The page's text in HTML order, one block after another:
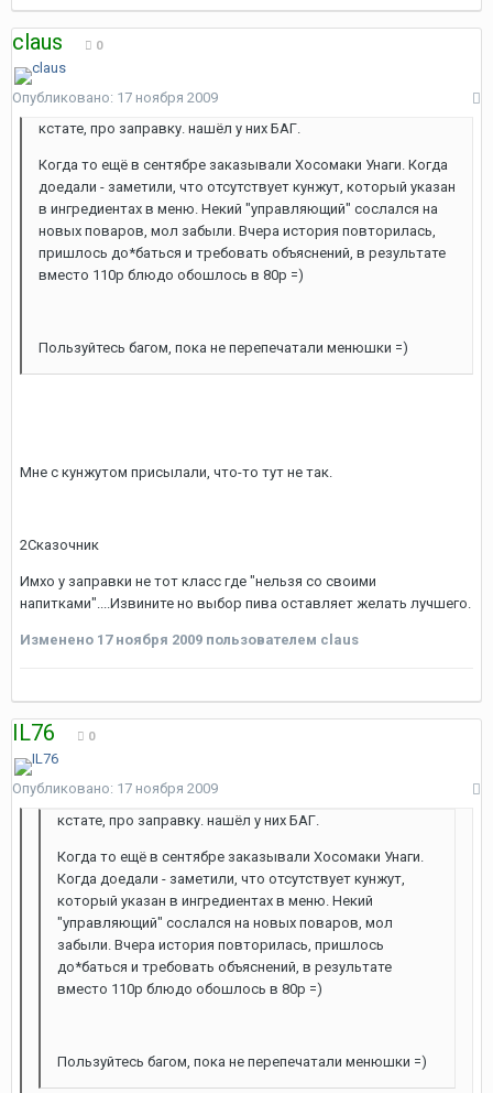
claus 0
Опубликовано: 17 ноября 2009
кстате, про заправку. нашёл у них БАГ.
Когда то ещё в сентябре заказывали Хосомаки Унаги. Когда
доедали - заметили, что отсутствует кунжут, который указан
в ингредиентах в меню. Некий "управляющий" сослался на
новых поваров, мол забыли. Вчера история повторилась,
пришлось до*баться и требовать объяснений, в результате
вместо 110р блюдо обошлось в 80р =)
Пользуйтесь багом, пока не перепечатали менюшки =)
Мне с кунжутом присылали, что-то тут не так.
2Сказочник
Имхо у заправки не тот класс где "нельзя со своими
напитками"....Извините но выбор пива оставляет желать лучшего.
Изменено 17 ноября 2009 пользователем claus
IL76 0
Опубликовано: 17 ноября 2009
кстате, про заправку. нашёл у них БАГ.
Когда то ещё в сентябре заказывали Хосомаки Унаги.
Когда доедали - заметили, что отсутствует кунжут,
который указан в ингредиентах в меню. Некий
"управляющий" сослался на новых поваров, мол
забыли. Вчера история повторилась, пришлось
до*баться и требовать объяснений, в результате
вместо 110р блюдо обошлось в 80р =)
Пользуйтесь багом, пока не перепечатали менюшки =)